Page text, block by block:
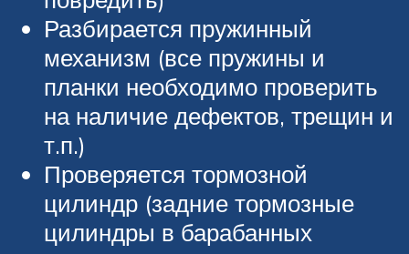
Разбирается пружинный
механизм (все пружины и
планки необходимо проверить
на наличие дефектов, трещин и
т.п.)
Проверяется тормозной
цилиндр (задние тормозные
цилиндры в барабанных